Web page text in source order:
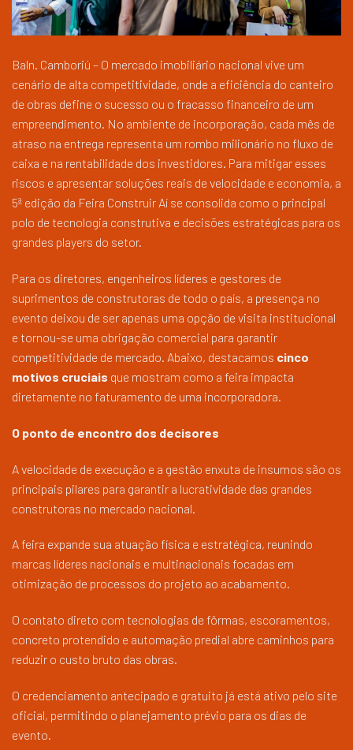
Baln. Camboriú – O mercado imobiliário nacional vive um
cenário de alta competitividade, onde a eficiência do canteiro
de obras define o sucesso ou o fracasso financeiro de um
empreendimento. No ambiente de incorporação, cada mês de
atraso na entrega representa um rombo milionário no fluxo de
caixa e na rentabilidade dos investidores. Para mitigar esses
riscos e apresentar soluções reais de velocidade e economia, a
5ª edição da Feira Construir Aí se consolida como o principal
polo de tecnologia construtiva e decisões estratégicas para os
grandes players do setor.
Para os diretores, engenheiros líderes e gestores de
suprimentos de construtoras de todo o país, a presença no
evento deixou de ser apenas uma opção de visita institucional
e tornou-se uma obrigação comercial para garantir
competitividade de mercado. Abaixo, destacamos cinco
motivos cruciais que mostram como a feira impacta
diretamente no faturamento de uma incorporadora.
O ponto de encontro dos decisores
A velocidade de execução e a gestão enxuta de insumos são os
principais pilares para garantir a lucratividade das grandes
construtoras no mercado nacional.
A feira expande sua atuação física e estratégica, reunindo
marcas líderes nacionais e multinacionais focadas em
otimização de processos do projeto ao acabamento.
O contato direto com tecnologias de fôrmas, escoramentos,
concreto protendido e automação predial abre caminhos para
reduzir o custo bruto das obras.
O credenciamento antecipado e gratuito já está ativo pelo site
oficial, permitindo o planejamento prévio para os dias de
evento.